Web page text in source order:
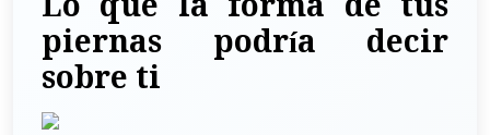
piernas podría decir
sobre ti